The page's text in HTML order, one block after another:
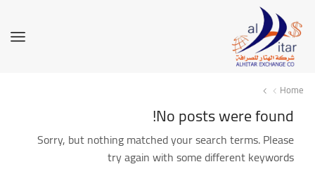
Home
No posts were found!
Sorry, but nothing matched your search terms. Please
try again with some different keywords